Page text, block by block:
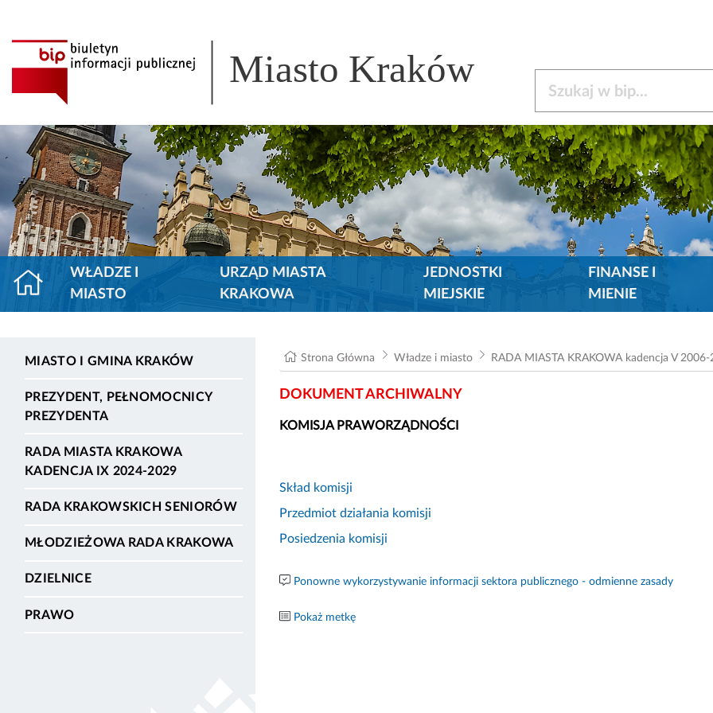
Miasto Kraków
WŁADZE I
MIASTO
URZĄD MIASTA
KRAKOWA
JEDNOSTKI
MIEJSKIE
FINANSE I
MIENIE
MIASTO I GMINA KRAKÓW
PREZYDENT, PEŁNOMOCNICY
PREZYDENTA
RADA MIASTA KRAKOWA
KADENCJA IX 2024-2029
RADA KRAKOWSKICH SENIORÓW
MŁODZIEŻOWA RADA KRAKOWA
DZIELNICE
PRAWO
Strona Główna Władze i miasto RADA MIASTA KRAKOWA kadencja V
DOKUMENT ARCHIWALNY
KOMISJA PRAWORZĄDNOŚCI
Skład komisji
Przedmiot działania komisji
Posiedzenia komisji
Ponowne wykorzystywanie informacji sektora publicznego - odmienne zasady
Pokaż metkę